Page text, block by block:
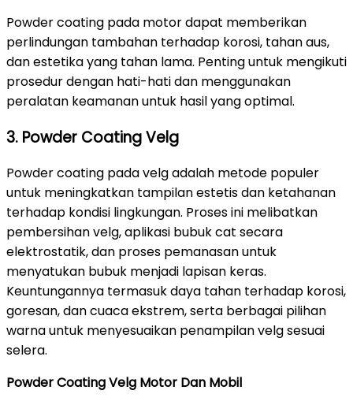
Powder coating pada motor dapat memberikan
perlindungan tambahan terhadap korosi, tahan aus,
dan estetika yang tahan lama. Penting untuk mengikuti
prosedur dengan hati-hati dan menggunakan
peralatan keamanan untuk hasil yang optimal.
3. Powder Coating Velg
Powder coating pada velg adalah metode populer
untuk meningkatkan tampilan estetis dan ketahanan
terhadap kondisi lingkungan. Proses ini melibatkan
pembersihan velg, aplikasi bubuk cat secara
elektrostatik, dan proses pemanasan untuk
menyatukan bubuk menjadi lapisan keras.
Keuntungannya termasuk daya tahan terhadap korosi,
goresan, dan cuaca ekstrem, serta berbagai pilihan
warna untuk menyesuaikan penampilan velg sesuai
selera.
Powder Coating Velg Motor Dan Mobil